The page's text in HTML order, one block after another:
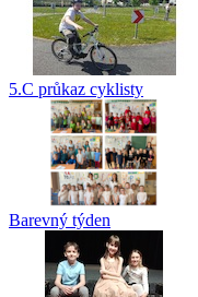
5.C průkaz cyklisty
Barevný týden